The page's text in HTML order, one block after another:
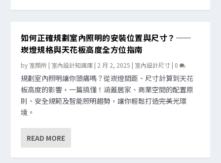
如何正確規劃室內照明的安裝位置與尺寸？——
崁燈規格與天花板高度全方位指南
by 室顏所 | 室內設計知識庫 | 2 月 2, 2025 | 室內設計尺寸 | 0
規劃室內照明讓你頭痛嗎？從崁燈間距、尺寸計算到天花
板高度的影響，一篇搞懂！涵蓋居家、商業空間的配置原
則、安全規範及智能照明趨勢，讓你輕鬆打造完美光環
境。
READ MORE